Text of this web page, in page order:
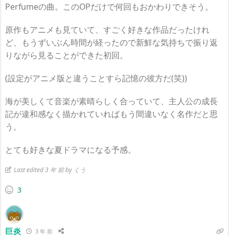
Perfumeの曲。このOPだけで何回もおかわりできそう。
原作もアニメも見ていて、すごく好きな作品だったけれ
ど、もうずいぶん時間が経ったので新鮮な気持ちで振り返
りながら見ることができた初回。
(設定がアニメ版と違うことすら記憶の彼方だ(笑))
海が美しくて音楽が素晴らしく合っていて、主人公の成長
記が違和感なく描かれていればもう間違いなく名作だと思
う。
とても好きな夏ドラマになる予感。
Last edited 3 年 前 by くう
3
巨炎 3 年 前